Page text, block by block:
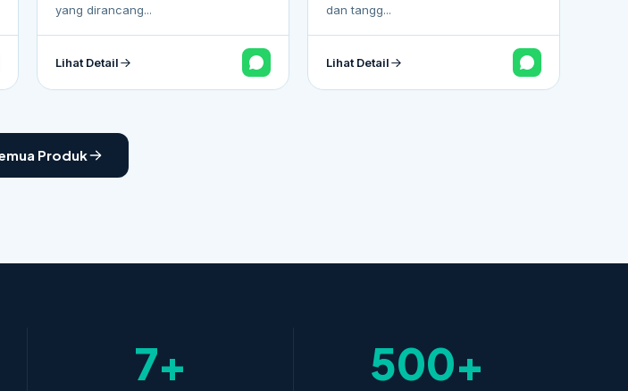
yang dirancang...
Lihat Detail
dan tangg...
Lihat Detail
Produk
7+ 500+